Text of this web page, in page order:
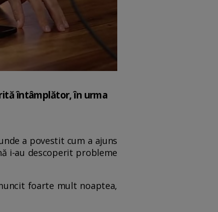
întâmplător, în urma
a povestit cum a ajuns
i-au descoperit probleme
foarte mult noaptea,